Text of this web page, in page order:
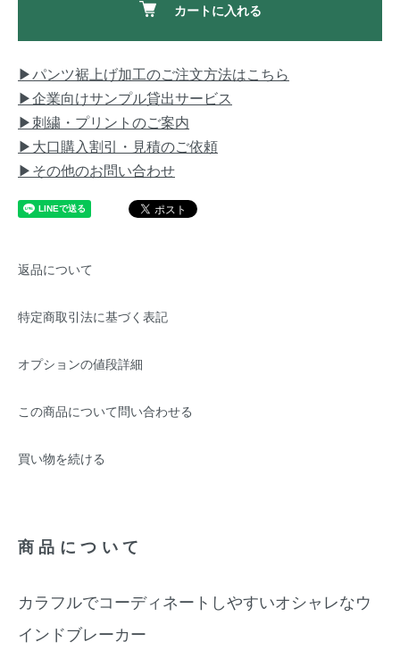
カートに入れる
▶パンツ裾上げ加工のご注文方法はこちら
▶企業向けサンプル貸出サービス
▶刺繍・プリントのご案内
▶大口購入割引・見積のご依頼
▶その他のお問い合わせ
返品について
特定商取引法に基づく表記
オプションの値段詳細
この商品について問い合わせる
買い物を続ける
商品について
カラフルでコーディネートしやすいオシャレなウ
インドブレーカー